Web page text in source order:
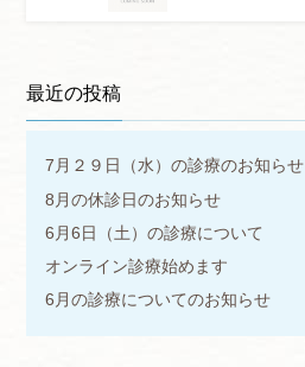
最近の投稿
7月２９日（水）の診療のお知らせ
8月の休診日のお知らせ
6月6日（土）の診療について
オンライン診療始めます
6月の診療についてのお知らせ